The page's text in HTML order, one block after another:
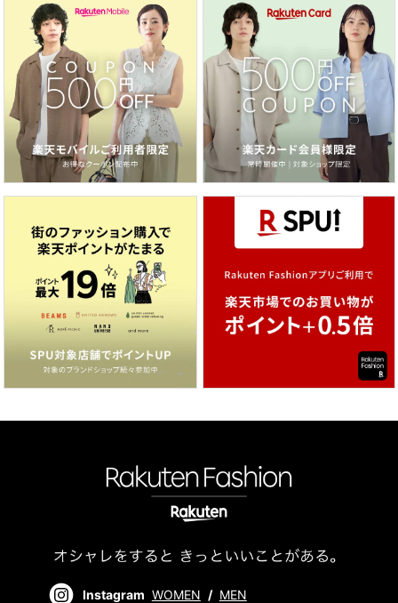
Instagram WOMEN / MEN